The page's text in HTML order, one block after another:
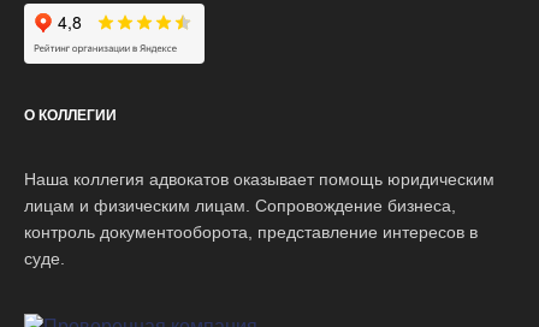
Наш рейтинг на Яндексе:
О КОЛЛЕГИИ
Наша коллегия адвокатов оказывает помощь юридическим
лицам и физическим лицам. Сопровождение бизнеса,
контроль документооборота, представление интересов в
суде.